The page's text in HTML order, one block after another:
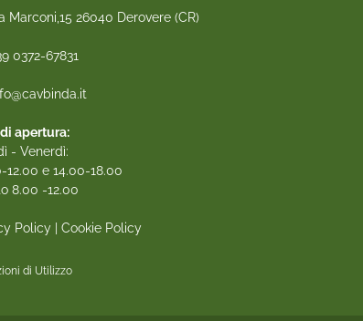
Marconi,15 26040 Derovere (CR)
0372-67831
apertura:
- Venerdì:
12.00 e 14.00-18.00
8.00 -12.00
Policy Cookie Policy
di Utilizzo